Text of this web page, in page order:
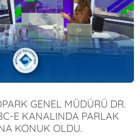
GENEL MÜDÜRÜ DR.
E KANALINDA PARLAK
KONUK OLDU.